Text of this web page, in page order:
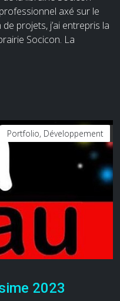
axé sur le
projets, j’ai entrepris la
Socicon. La
Portfolio, Développement
2023